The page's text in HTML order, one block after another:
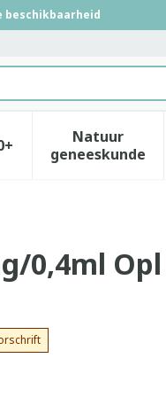
beschikbaarheid
categorie
en
submenu voor
Natuur
geneeskunde
Toon
Pen 6
0,4ml